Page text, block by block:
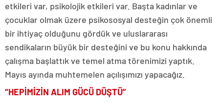
etkileri var, psikolojik etkileri var. Başta kadınlar ve
çocuklar olmak üzere psikososyal desteğin çok önemli
bir ihtiyaç olduğunu gördük ve uluslararası
sendikaların büyük bir desteğini ve bu konu hakkında
çalışma başlattık ve temel atma törenimizi yaptık.
Mayıs ayında muhtemelen açılışımızı yapacağız.
“HEPİMİZİN ALIM GÜCÜ DÜŞTÜ”